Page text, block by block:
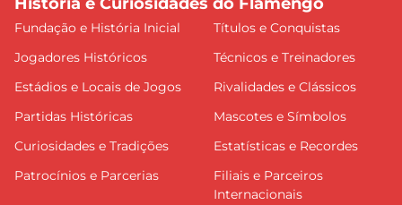
História e Curiosidades do Flamengo
Fundação e História Inicial
Títulos e Conquistas
Jogadores Históricos
Técnicos e Treinadores
Estádios e Locais de Jogos
Rivalidades e Clássicos
Partidas Históricas
Mascotes e Símbolos
Curiosidades e Tradições
Estatísticas e Recordes
Patrocínios e Parcerias
Filiais e Parceiros
Internacionais